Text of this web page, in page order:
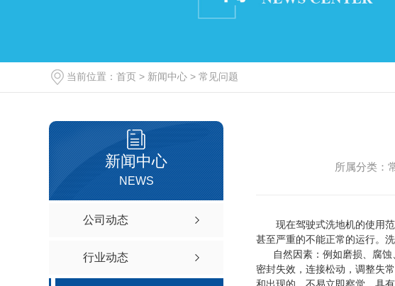
纺织厂用吸尘器
无尘室用吸尘器
当前位置： 首页 > 新闻中心 > 常见问题
新闻中心
NEWS
公司动态
行业动态
所属分类：
现在驾驶式洗地机的使用范
甚至严重的不能正常的运行。
自然因素：例如磨损、腐蚀
密封失效，连接松动，调整失